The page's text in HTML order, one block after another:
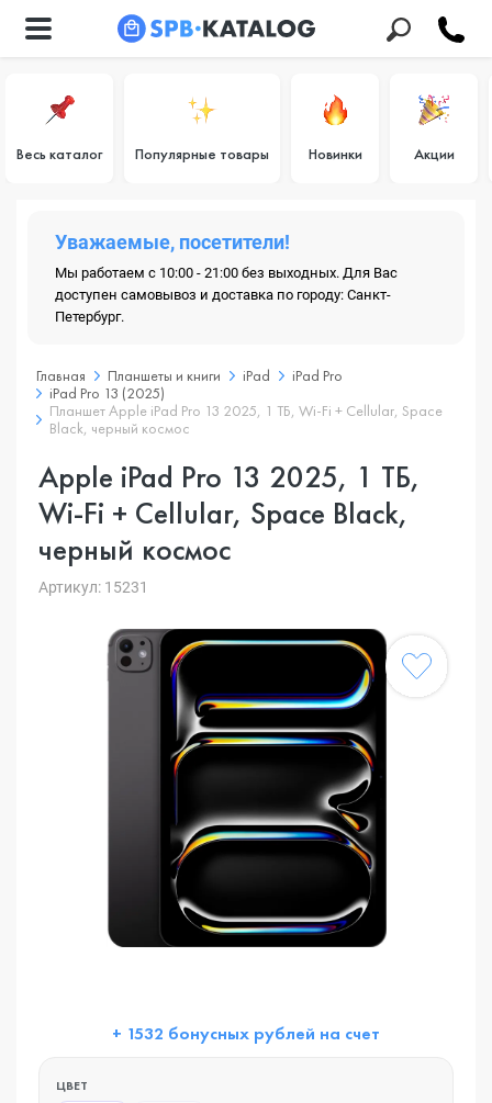
Весь каталог Популярные товары Новинки Акции
Уважаемые, посетители!
Мы работаем с 10:00 - 21:00 без выходных. Для Вас
доступен самовывоз и доставка по городу: Санкт-
Петербург.
Главная Планшеты и книги iPad
iPad Pro
iPad Pro 13 (2025)
Планшет Apple iPad Pro 13 2025, 1 ТБ, Wi-Fi + Cellular, Space
Black, черный космос
Apple iPad Pro 13 2025, 1 ТБ,
Wi-Fi + Cellular, Space Black,
черный космос
Артикул: 15231
+ 1532 бонусных рублей на счет
ЦВЕТ